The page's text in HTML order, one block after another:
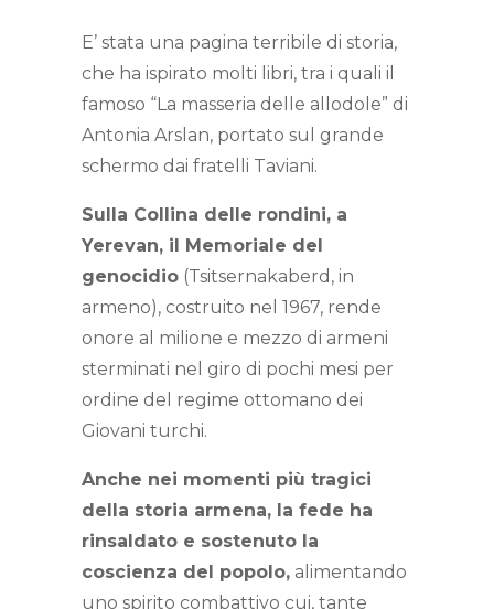
E’ stata una pagina terribile di storia,
che ha ispirato molti libri, tra i quali il
famoso “La masseria delle allodole” di
Antonia Arslan, portato sul grande
schermo dai fratelli Taviani.
Sulla Collina delle rondini, a
Yerevan, il Memoriale del
genocidio (Tsitsernakaberd, in
armeno), costruito nel 1967, rende
onore al milione e mezzo di armeni
sterminati nel giro di pochi mesi per
ordine del regime ottomano dei
Giovani turchi.
Anche nei momenti più tragici
della storia armena, la fede ha
rinsaldato e sostenuto la
coscienza del popolo, alimentando
uno spirito combattivo cui, tante